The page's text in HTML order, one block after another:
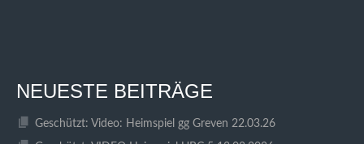
NEUESTE BEITRÄGE
Geschützt: Video: Heimspiel gg Greven 22.03.26